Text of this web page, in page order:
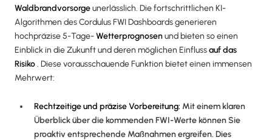
Waldbrandvorsorgeunerlässlich. Die fortschrittlichen KI-
Algorithmen des Cordulus FWI Dashboards generieren
hochpräzise 5-Tage-Wetterprognosenund bieten so einen
Einblick in die Zukunft und deren möglichen Einflussauf das
Risiko. Diese vorausschauende Funktion bietet einen immensen
Mehrwert:
Rechtzeitige und präzise Vorbereitung: Mit einem klaren
Überblick über die kommenden FWI-Werte können Sie
proaktiv entsprechende Maßnahmen ergreifen. Dies